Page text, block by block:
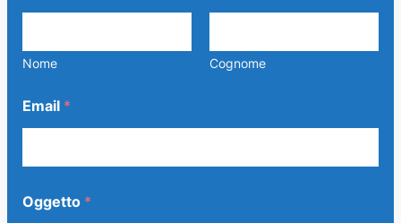
Nome Cognome
Email *
Oggetto *